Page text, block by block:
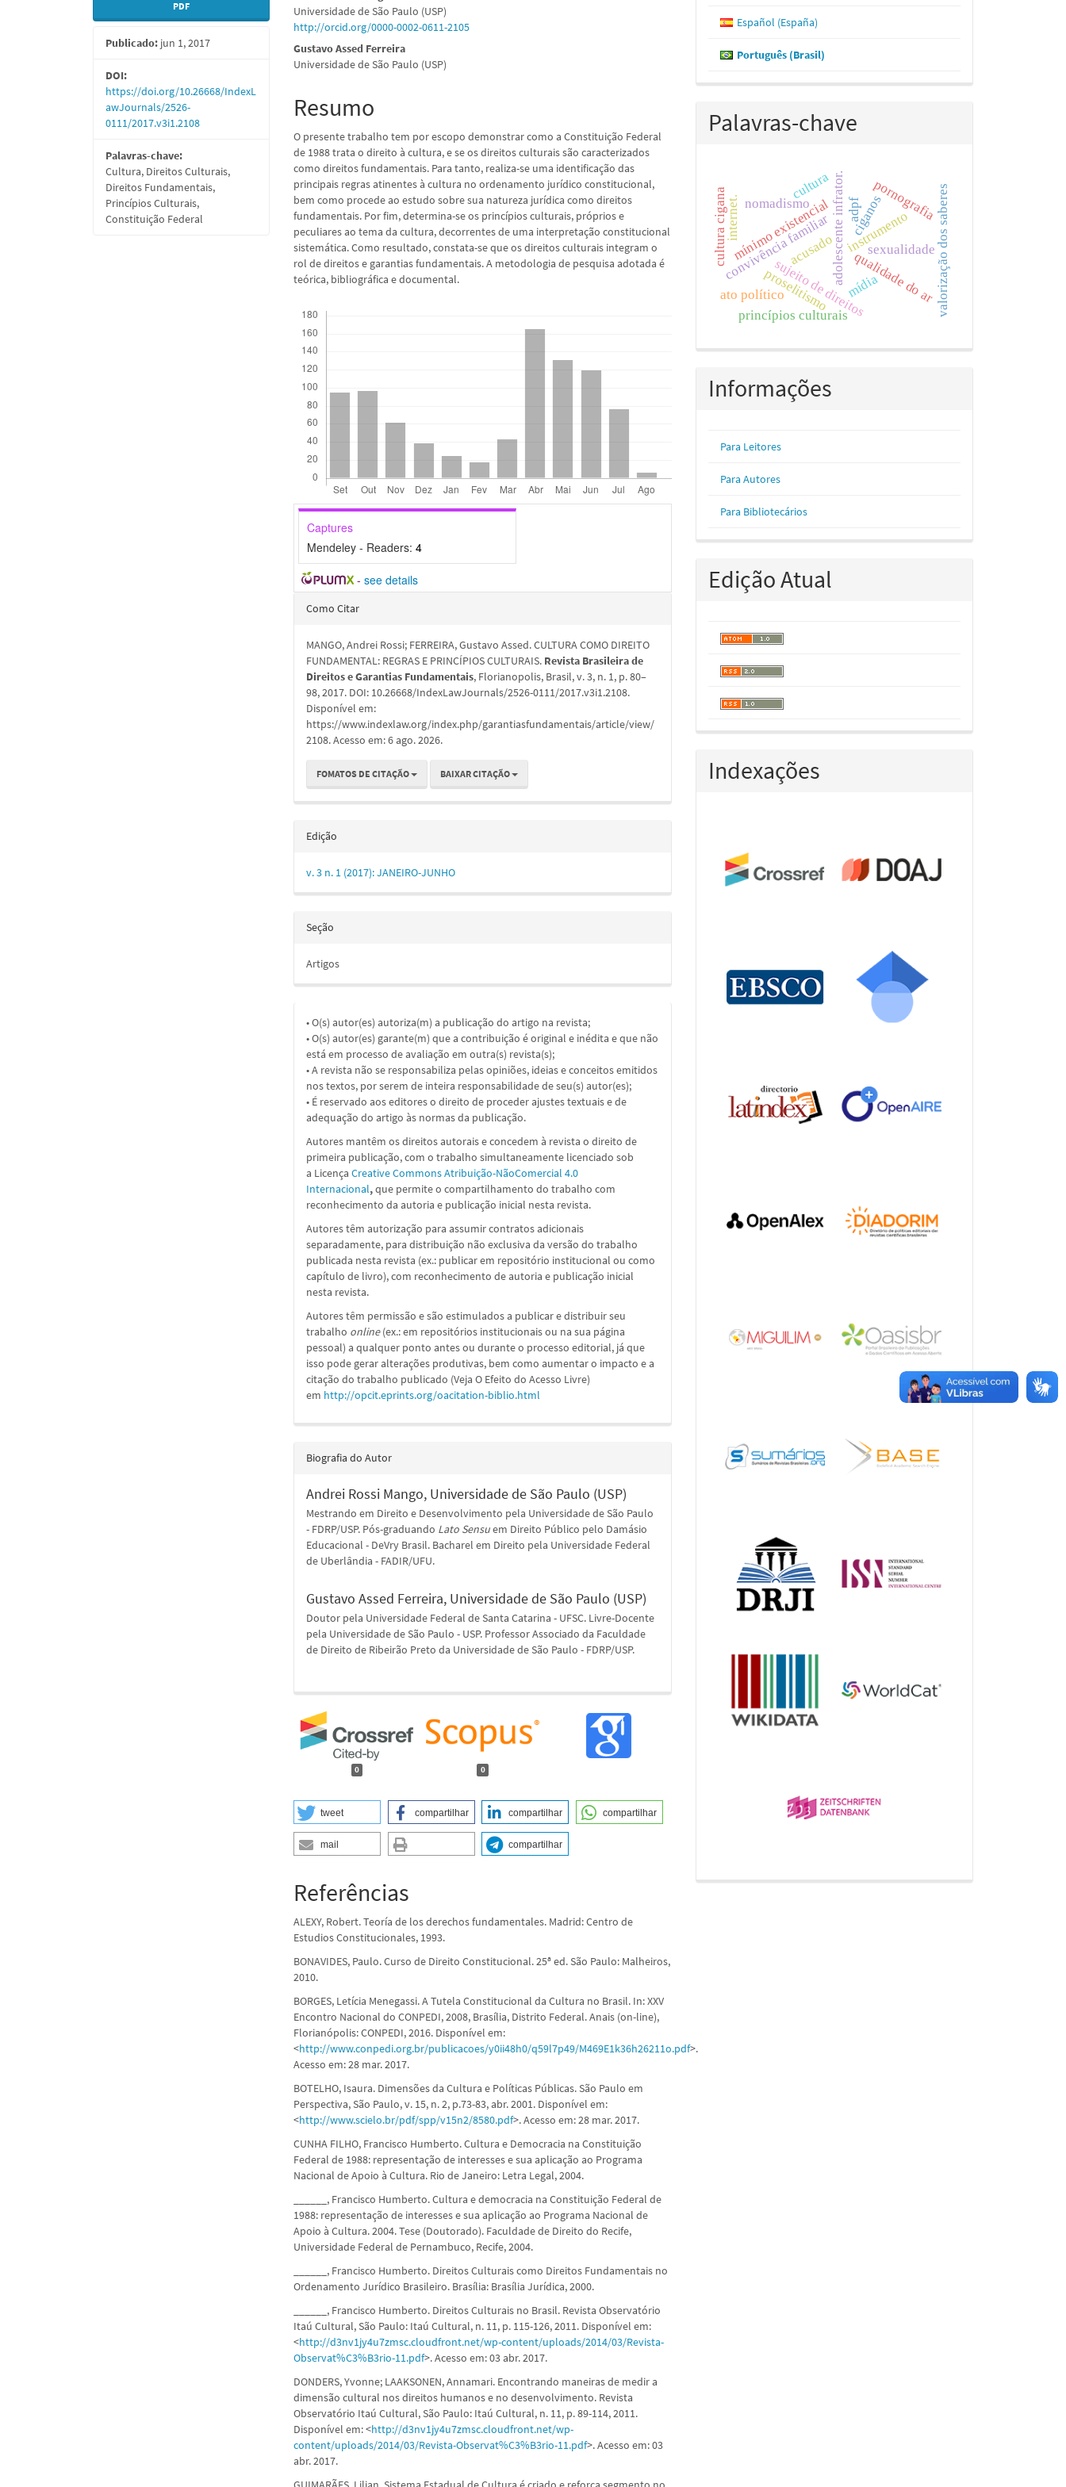
lateral
de
artigos
PDF
Publicado: jun 1, 2017
DOI:
https://doi.org/10.26668/IndexL
awJournals/2526-
0111/2017.v3i1.2108
Palavras-chave:
Cultura, Direitos Culturais,
Direitos Fundamentais,
Princípios Culturais,
Constituição Federal
do
artigo
principal
Universidade de São Paulo (USP)
http://orcid.org/0000-0002-0611-2105
Gustavo Assed Ferreira
Universidade de São Paulo (USP)
Resumo
O presente trabalho tem por escopo demonstrar como a Constituição Federal
de 1988 trata o direito à cultura, e se os direitos culturais são caracterizados
como direitos fundamentais. Para tanto, realiza-se uma identificação das
principais regras atinentes à cultura no ordenamento jurídico constitucional,
bem como procede ao estudo sobre sua natureza jurídica como direitos
fundamentais. Por fim, determina-se os princípios culturais, próprios e
peculiares ao tema da cultura, decorrentes de uma interpretação constitucional
sistemática. Como resultado, constata-se que os direitos culturais integram o
rol de direitos e garantias fundamentais. A metodologia de pesquisa adotada é
teórica, bibliográfica e documental.
Captures
Mendeley - Readers:4
- see details
Detalhes
artigo
Como Citar
MANGO, Andrei Rossi; FERREIRA, Gustavo Assed. CULTURA COMO DIREITO
FUNDAMENTAL: REGRAS E PRINCÍPIOS CULTURAIS. Revista Brasileira de
Direitos e Garantias Fundamentais, Florianopolis, Brasil, v. 3, n. 1, p. 80–
98, 2017. DOI: 10.26668/IndexLawJournals/2526-0111/2017.v3i1.2108.
Disponível em:
https://www.indexlaw.org/index.php/garantiasfundamentais/article/view/
2108. Acesso em: 6 ago. 2026.
FOMATOS DE CITAÇÃO BAIXAR CITAÇÃO
Edição
v. 3 n. 1 (2017): JANEIRO-JUNHO
Seção
Artigos
• O(s) autor(es) autoriza(m) a publicação do artigo na revista;
• O(s) autor(es) garante(m) que a contribuição é original e inédita e que não
está em processo de avaliação em outra(s) revista(s);
• A revista não se responsabiliza pelas opiniões, ideias e conceitos emitidos
nos textos, por serem de inteira responsabilidade de seu(s) autor(es);
• É reservado aos editores o direito de proceder ajustes textuais e de
adequação do artigo às normas da publicação.
Autores mantêm os direitos autorais e concedem à revista o direito de
primeira publicação, com o trabalho simultaneamente licenciado sob
a LicençaCreative Commons Atribuição-NãoComercial 4.0
Internacional,que permite o compartilhamento do trabalho com
reconhecimento da autoria e publicação inicial nesta revista.
Autores têm autorização para assumir contratos adicionais
separadamente, para distribuição não exclusiva da versão do trabalho
publicada nesta revista (ex.: publicar em repositório institucional ou como
capítulo de livro), com reconhecimento de autoria e publicação inicial
nesta revista.
Autores têm permissão e são estimulados a publicar e distribuir seu
trabalho online(ex.: em repositórios institucionais ou na sua página
pessoal) a qualquer ponto antes ou durante o processo editorial, já que
isso pode gerar alterações produtivas, bem como aumentar o impacto e a
citação do trabalho publicado (Veja O Efeito do Acesso Livre)
em http://opcit.eprints.org/oacitation-biblio.html
Biografia do Autor
Andrei Rossi Mango, Universidade de São Paulo (USP)
Mestrando em Direito e Desenvolvimento pela Universidade de São Paulo
- FDRP/USP. Pós-graduando Lato Sensuem Direito Público pelo Damásio
Educacional - DeVry Brasil. Bacharel em Direito pela Universidade Federal
de Uberlândia - FADIR/UFU.
Gustavo Assed Ferreira, Universidade de São Paulo (USP)
Doutor pela Universidade Federal de Santa Catarina - UFSC. Livre-Docente
pela Universidade de São Paulo - USP. Professor Associado da Faculdade
de Direito de Ribeirão Preto da Universidade de São Paulo - FDRP/USP.
0 0
tweet compartilhar compartilhar compartilhar
mail compartilhar
Referências
ALEXY, Robert. Teoría de los derechos fundamentales. Madrid: Centro de
Estudios Constitucionales, 1993.
BONAVIDES, Paulo. Curso de Direito Constitucional. 25ª ed. São Paulo: Malheiros,
2010.
BORGES, Letícia Menegassi. A Tutela Constitucional da Cultura no Brasil. In: XXV
Encontro Nacional do CONPEDI, 2008, Brasília, Distrito Federal. Anais (on-line),
Florianópolis: CONPEDI, 2016. Disponível em:
<http://www.conpedi.org.br/publicacoes/y0ii48h0/q59l7p49/M469E1k36h26211o.pdf>.
Acesso em: 28 mar. 2017.
BOTELHO, Isaura. Dimensões da Cultura e Políticas Públicas. São Paulo em
Perspectiva, São Paulo, v. 15, n. 2, p.73-83, abr. 2001. Disponível em:
<http://www.scielo.br/pdf/spp/v15n2/8580.pdf>. Acesso em: 28 mar. 2017.
CUNHA FILHO, Francisco Humberto. Cultura e Democracia na Constituição
Federal de 1988: representação de interesses e sua aplicação ao Programa
Nacional de Apoio à Cultura. Rio de Janeiro: Letra Legal, 2004.
______, Francisco Humberto. Cultura e democracia na Constituição Federal de
1988: representação de interesses e sua aplicação ao Programa Nacional de
Apoio à Cultura. 2004. Tese (Doutorado). Faculdade de Direito do Recife,
Universidade Federal de Pernambuco, Recife, 2004.
______, Francisco Humberto. Direitos Culturais como Direitos Fundamentais no
Ordenamento Jurídico Brasileiro. Brasília: Brasília Jurídica, 2000.
______, Francisco Humberto. Direitos Culturais no Brasil. Revista Observatório
Itaú Cultural, São Paulo: Itaú Cultural, n. 11, p. 115-126, 2011. Disponível em:
<http://d3nv1jy4u7zmsc.cloudfront.net/wp-content/uploads/2014/03/Revista-
Observat%C3%B3rio-11.pdf>. Acesso em: 03 abr. 2017.
DONDERS, Yvonne; LAAKSONEN, Annamari. Encontrando maneiras de medir a
dimensão cultural nos direitos humanos e no desenvolvimento. Revista
Observatório Itaú Cultural, São Paulo: Itaú Cultural, n. 11, p. 89-114, 2011.
Disponível em: <http://d3nv1jy4u7zmsc.cloudfront.net/wp-
content/uploads/2014/03/Revista-Observat%C3%B3rio-11.pdf>. Acesso em: 03
abr. 2017.
Español (España)
Português (Brasil)
Palavras-chave
convivência familiaradolescente infrator.
sujeito de direitos
mínimo existencial
qualidade do ar
instrumento
acusado
mídia
sexualidade
pornografia
proselitismo valorização dos saberes
nomadismo
cultura cigana ciganos
adpf
ato político
princípios culturais
cultura
internet.
Informações
Para Leitores
Para Autores
Para Bibliotecários
Edição Atual
Indexações